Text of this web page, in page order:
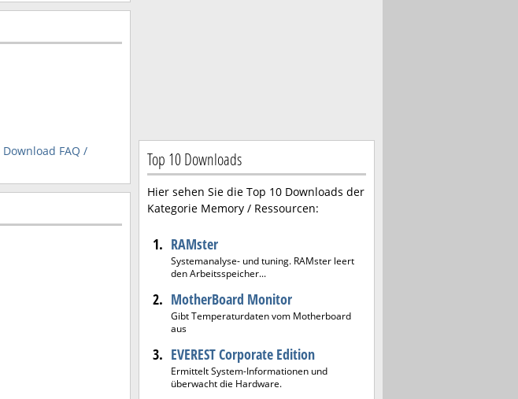
Download FAQ /
Top 10 Downloads
Hier sehen Sie die Top 10 Downloads der
Kategorie Memory / Ressourcen:
1. RAMster
Systemanalyse- und tuning. RAMster leert
den Arbeitsspeicher...
2. MotherBoard Monitor
Gibt Temperaturdaten vom Motherboard
aus
3. EVEREST Corporate Edition
Ermittelt System-Informationen und
überwacht die Hardware.